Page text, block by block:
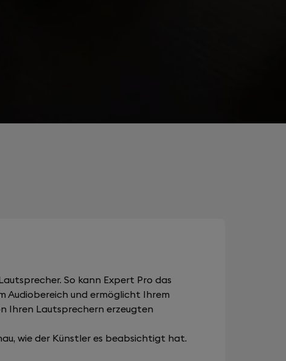
So kann Expert Pro das
Audiobereich und ermöglicht Ihrem
Ihren Lautsprechern erzeugten
wie der Künstler es beabsichtigt hat.